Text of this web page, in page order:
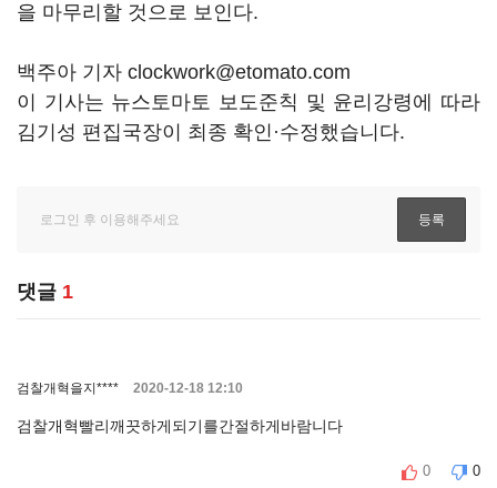
을 마무리할 것으로 보인다.
백주아 기자 clockwork@etomato.com
이 기사는 뉴스토마토 보도준칙 및 윤리강령에 따라
김기성 편집국장이 최종 확인·수정했습니다.
댓글 1
검찰개혁을지**** 2020-12-18 12:10
검찰개혁빨리깨끗하게되기를간절하게바람니다
0 0